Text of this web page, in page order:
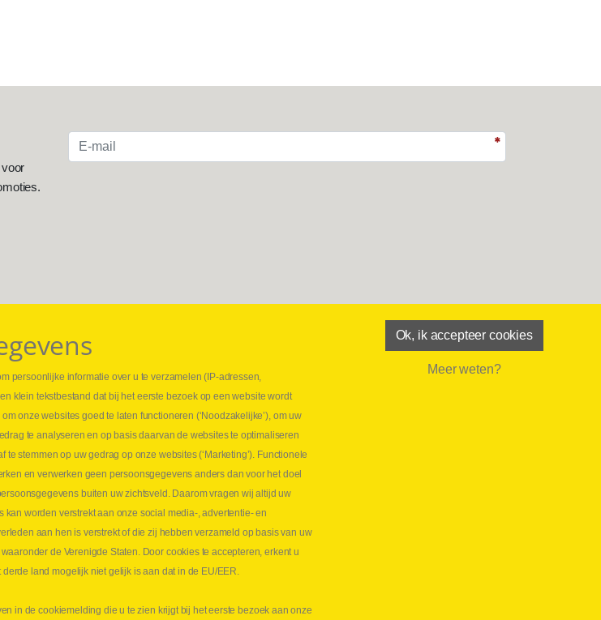
⏳ Laatste maand Webtec-promotie!
⏳ Laatste kans voor onze promo
snelkoppelingen!
1 juni 2026
Lees meer NL
persoonlijke informatie over u te verzamelen (IP-adressen,
klein tekstbestand dat bij het eerste bezoek op een website wordt
onze websites goed te laten functioneren (‘Noodzakelijke’), om uw
te analyseren en op basis daarvan de websites te optimaliseren
stemmen op uw gedrag op onze websites (‘Marketing’). Functionele
en verwerken geen persoonsgegevens anders dan voor het doel
buiten uw zichtsveld. Daarom vragen wij altijd uw
worden verstrekt aan onze social media-, advertentie- en
aan hen is verstrekt of die zij hebben verzameld op basis van uw
de Verenigde Staten. Door cookies te accepteren, erkent u
land mogelijk niet gelijk is aan dat in de EU/EER.
in de cookiemelding die u te zien krijgt bij het eerste bezoek aan onze
Ok, ik accepteer cookies
Meer weten?